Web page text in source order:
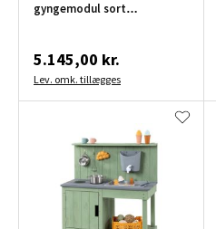
gyngemodul sort
5.145,00 kr.
Lev. omk. tillægges